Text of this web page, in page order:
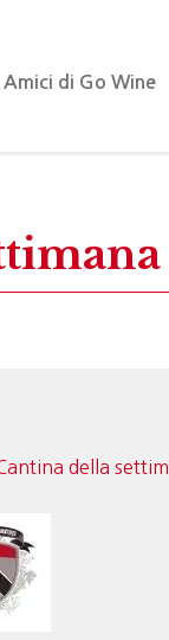
Amici di Go Wine
della